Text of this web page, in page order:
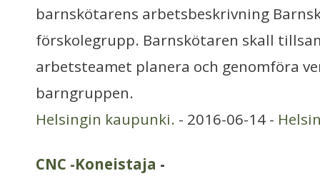
barnskötarens arbetsbeskrivning
förskolegrupp. Barnskötaren skall
arbetsteamet planera och genomföra
barngruppen.
Helsingin kaupunki. - 2016-06-14 -
CNC -Koneistaja -